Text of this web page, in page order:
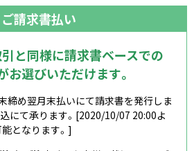
ご請求書払い
と同様に請求書ベースでの
お選びいただけます。
締め翌月末払いにて請求書を発行しま
にて承ります。[2020/10/07 20:00よ
となります。]